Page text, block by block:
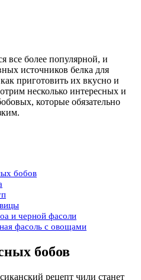
все более популярной, и
источников белка для
приготовить их вкусно и
несколько интересных и
которые обязательно
бобов
и черной фасоли
фасоль с овощами
бобов
рецепт чили станет